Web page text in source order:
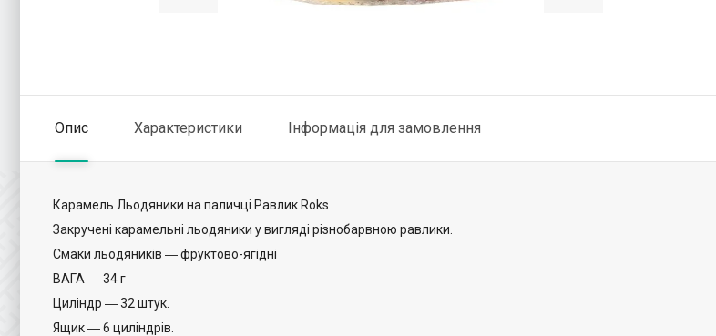
Опис Характеристики Інформація для замовлення
Карамель Льодяники на паличці Равлик Roks
Закручені карамельні льодяники у вигляді різнобарвною равлики.
Смаки льодяників ― фруктово-ягідні
ВАГА ― 34 г
Циліндр ― 32 штук.
Ящик ― 6 циліндрів.